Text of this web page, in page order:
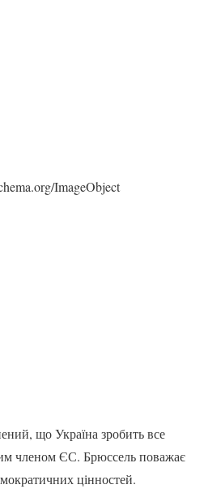
ImageObject
що Україна зробить все
членом ЄС. Брюссель поважає
цінностей.